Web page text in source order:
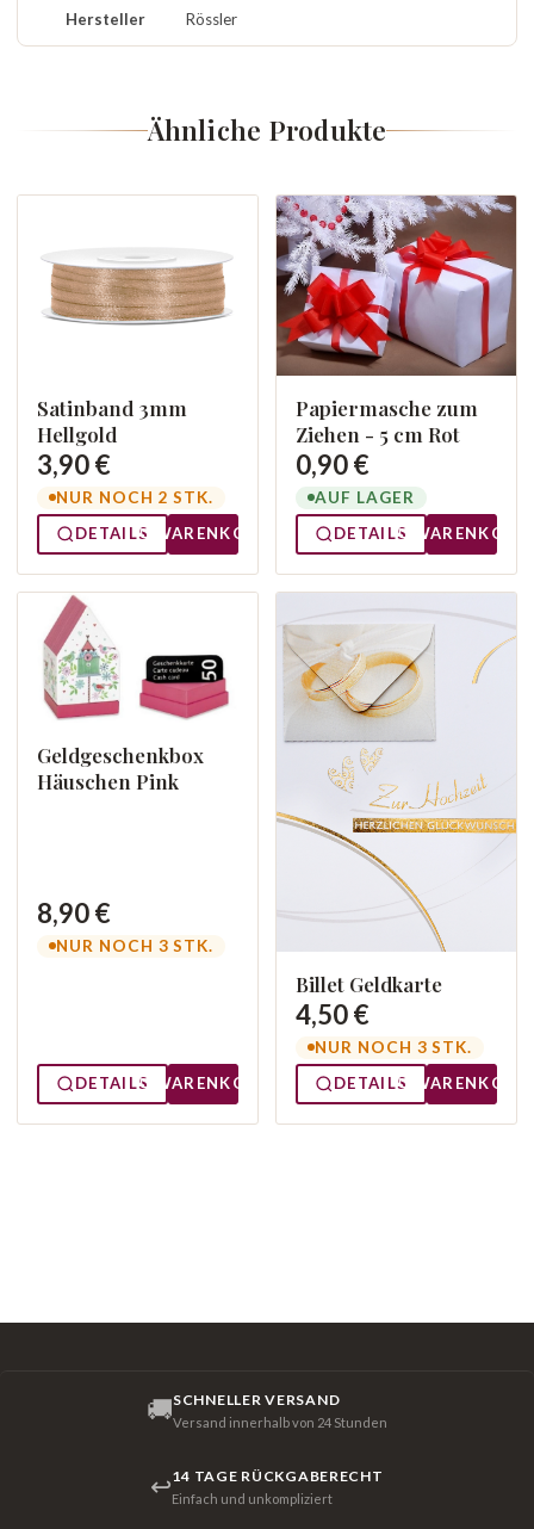
Hersteller Rössler
Ähnliche Produkte
Satinband 3mm
Hellgold
3,90 €
NUR NOCH 2 STK.
DETAILS
WARENKORB
Papiermasche zum
Ziehen - 5 cm Rot
0,90 €
AUF LAGER
DETAILS
WARENKORB
Geldgeschenkbox
Häuschen Pink
8,90 €
NUR NOCH 3 STK.
DETAILS WARENKORB
Billet Geldkarte
4,50 €
NUR NOCH 3 STK.
DETAILS
WARENKORB
🚚SCHNELLER VERSAND
Versand innerhalb von 24 Stunden
↩14 TAGE RÜCKGABERECHT
Einfach und unkompliziert